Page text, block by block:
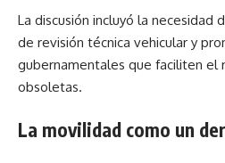
La discusión incluyó la necesidad
de revisión técnica vehicular y
gubernamentales que faciliten el
obsoletas.
La movilidad como un